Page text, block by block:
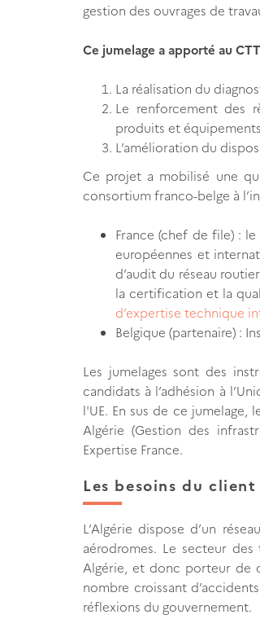
gestion des ouvrages de
Ce jumelage a apporté au
La réalisation du
Le renforcement des
produits et
L’amélioration du
Ce projet a mobilisé une
consortium franco-belge à
France (chef de file) :
européennes et
d’audit du réseau
la certification et la
d’expertise technique
Belgique (partenaire) :
Les jumelages sont des
candidats à l’adhésion à
l'UE. En sus de ce jumelage,
Algérie (Gestion des
Expertise France.
Les besoins du
L’Algérie dispose d’un
aérodromes. Le secteur
Algérie, et donc porteur de
nombre croissant
réflexions du gouvernement.